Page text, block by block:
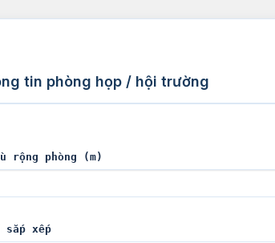
tin phòng họp / hội trường
rộng phòng (m)
sắp xếp